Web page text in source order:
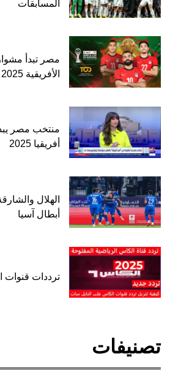
المسابقات
مصر تبدأ
الأفريقية 2025
منتخب مصر
أفريقيا 2025
الهلال
أبطال آسيا
ترددات قنوات
تصنيفات